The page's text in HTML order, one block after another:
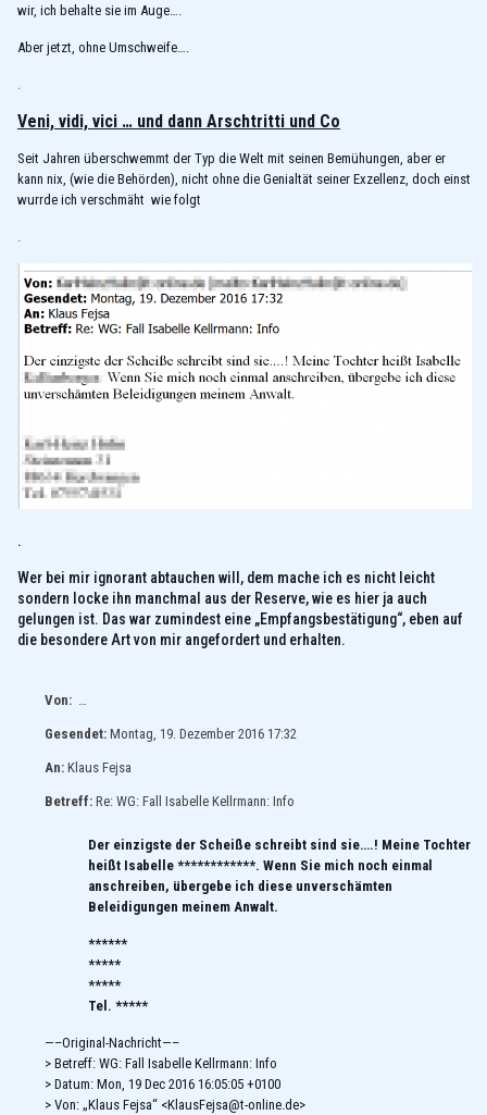
wir, ich behalte sie im Auge….
Aber jetzt, ohne Umschweife….
.
Veni, vidi, vici … und dann Arschtritti und Co
Seit Jahren überschwemmt der Typ die Welt mit seinen Bemühungen, aber er
kann nix, (wie die Behörden), nicht ohne die Genialtät seiner Exzellenz, doch einst
wurrde ich verschmäht wie folgt
.
.
Wer bei mir ignorant abtauchen will, dem mache ich es nicht leicht
sondern locke ihn manchmal aus der Reserve, wie es hier ja auch
gelungen ist. Das war zumindest eine „Empfangsbestätigung“, eben auf
die besondere Art von mir angefordert und erhalten.
Von: …
Gesendet: Montag, 19. Dezember 2016 17:32
An: Klaus Fejsa
Betreff: Re: WG: Fall Isabelle Kellrmann: Info
Der einzigste der Scheiße schreibt sind sie….! Meine Tochter
heißt Isabelle ************. Wenn Sie mich noch einmal
anschreiben, übergebe ich diese unverschämten
Beleidigungen meinem Anwalt.
******
*****
*****
Tel. *****
—–Original-Nachricht—–
> Betreff: WG: Fall Isabelle Kellrmann: Info
> Datum: Mon, 19 Dec 2016 16:05:05 +0100
> Von: „Klaus Fejsa“ <KlausFejsa@t-online.de>